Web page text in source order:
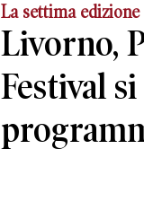
La settima edizione
Livorno,
Festival